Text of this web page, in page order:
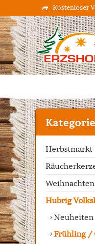
Kostenloser
Herbstmarkt
Weihnachten
Hubrig
Neuheiten
Frühling /